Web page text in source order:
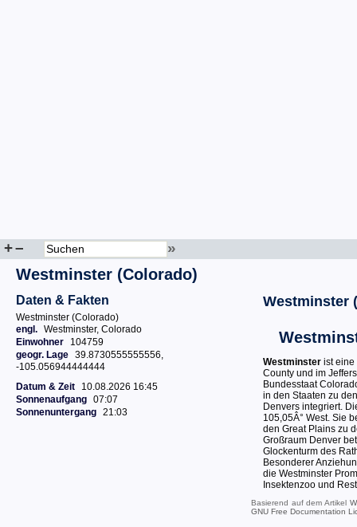
+– »
Westminster (Colorado)
Daten & Fakten
Westminster (Colorado)
engl. Westminster, Colorado
Einwohner
104759
geogr. Lage 39.8730555555556,
-105.056944444444
Datum & Zeit
10.08.2026 16:45
Sonnenaufgang 07:07
Sonnenuntergang 21:03
Westminster
Westminster ist eine
County und im
Bundesstaat
in den Staaten zu
Denvers integriert.
105,05Â° West. Sie
den Great Plains zu
Großraum Denver
Glockenturm des
Besonderer
die Westminster
Insektenzoo und
Basierend auf dem Artikel
GNU Free Documentation